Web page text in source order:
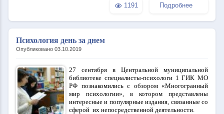
1191 Подробнее
Психология день за днем
Опубликовано 03.10.2019
27 сентября в Центральной муниципальной
библиотеке специалисты-психологи 1 ГИК МО
РФ познакомились с обзором «Многогранный
мир психологии», в котором представлены
интересные и популярные издания, связанные со
сферой их непосредственной деятельности.